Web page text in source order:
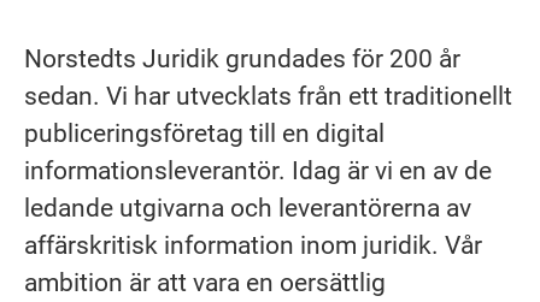
Norstedts Juridik grundades för 200 år
sedan. Vi har utvecklats från ett traditionellt
publiceringsföretag till en digital
informationsleverantör. Idag är vi en av de
ledande utgivarna och leverantörerna av
affärskritisk information inom juridik. Vår
ambition är att vara en oersättlig